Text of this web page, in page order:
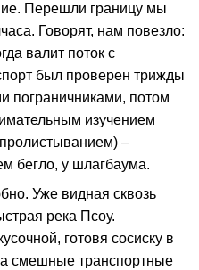
Перешли границу мы
Говорят, нам повезло:
валит поток с
был проверен трижды
пограничниками, потом
изучением
–
бегло, у шлагбаума.
Уже видная сквозь
река Псоу.
готовя сосиску в
смешные транспортные